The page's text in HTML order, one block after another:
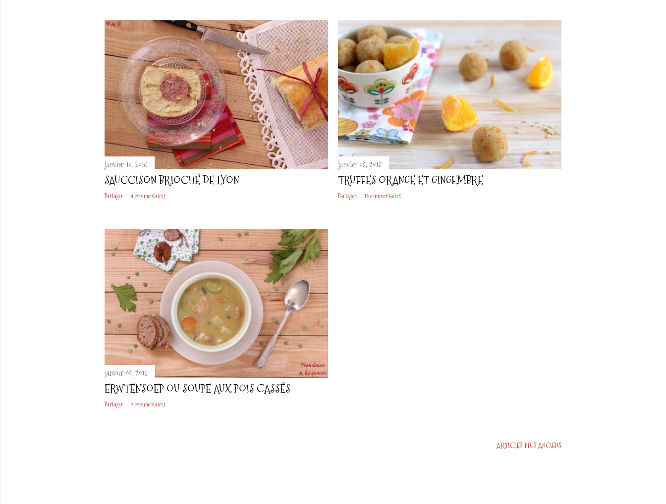
janvier 10, 2016
SAUCCISON BRIOCHÉ DE LYON
Partager 4 commentaires
janvier 06, 2016
TRUFFES ORANGE ET GINGEMBRE
Partager 18 commentaires
janvier 03, 2016
ERWTENSOEP OU SOUPE AUX POIS CASSÉS
Partager 9 commentaires
ARTICLES PLUS ANCIENS